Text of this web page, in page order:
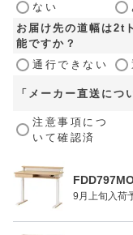
ない
お届け先の道幅は2t
能ですか？
通行できない
「メーカー直送につ
注意事項につ
いて確認済
9月上旬入荷